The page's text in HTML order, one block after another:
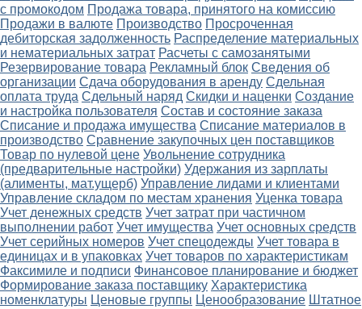
с промокодом Продажа товара, принятого на комиссию
Продажи в валюте Производство Просроченная
дебиторская задолженность Распределение материальных
и нематериальных затрат Расчеты с самозанятыми
Резервирование товара Рекламный блок Сведения об
организации Сдача оборудования в аренду Сдельная
оплата труда Сдельный наряд Скидки и наценки Создание
и настройка пользователя Состав и состояние заказа
Списание и продажа имущества Списание материалов в
производство Сравнение закупочных цен поставщиков
Товар по нулевой цене Увольнение сотрудника
(предварительные настройки) Удержания из зарплаты
(алименты, мат.ущерб) Управление лидами и клиентами
Управление складом по местам хранения Уценка товара
Учет денежных средств Учет затрат при частичном
выполнении работ Учет имущества Учет основных средств
Учет серийных номеров Учет спецодежды Учет товара в
единицах и в упаковках Учет товаров по характеристикам
Факсимиле и подписи Финансовое планирование и бюджет
Формирование заказа поставщику Характеристика
номенклатуры Ценовые группы Ценообразование Штатное